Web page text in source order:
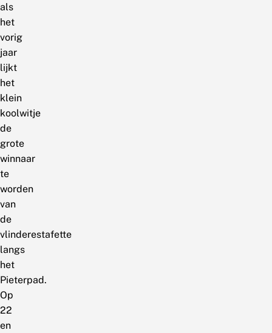
als
het
vorig
jaar
lijkt
het
klein
koolwitje
de
grote
winnaar
te
worden
van
de
vlinderestafette
langs
het
Pieterpad.
Op
22
en